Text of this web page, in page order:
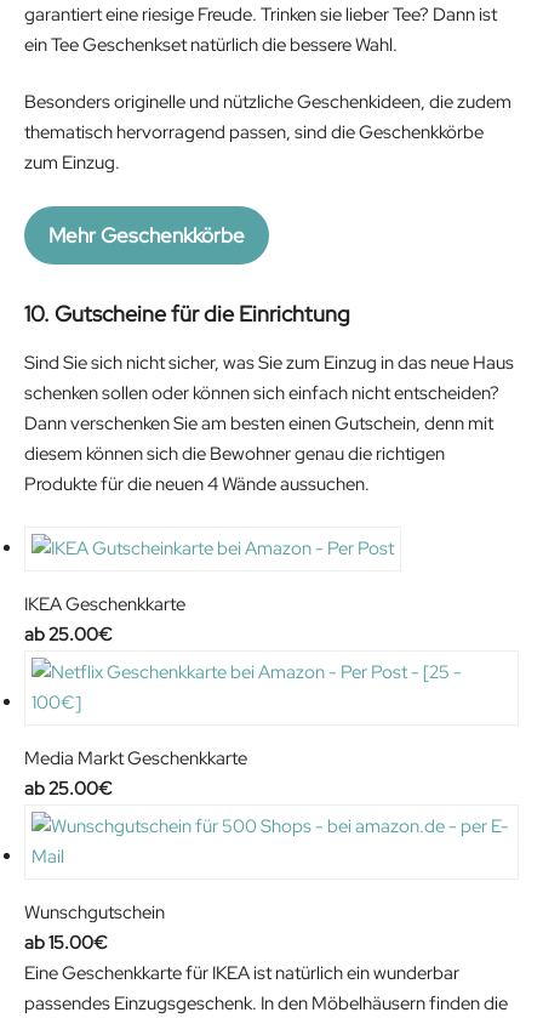
garantiert eine riesige Freude. Trinken sie lieber Tee? Dann ist
ein Tee Geschenkset natürlich die bessere Wahl.
Besonders originelle und nützliche Geschenkideen, die zudem
thematisch hervorragend passen, sind die Geschenkkörbe
zum Einzug.
Mehr Geschenkkörbe
10. Gutscheine für die Einrichtung
Sind Sie sich nicht sicher, was Sie zum Einzug in das neue Haus
schenken sollen oder können sich einfach nicht entscheiden?
Dann verschenken Sie am besten einen Gutschein, denn mit
diesem können sich die Bewohner genau die richtigen
Produkte für die neuen 4 Wände aussuchen.
IKEA Geschenkkarte
25.00€
Media Markt Geschenkkarte
25.00€
Wunschgutschein
15.00€
Eine Geschenkkarte für IKEA ist natürlich ein wunderbar
passendes Einzugsgeschenk. In den Möbelhäusern finden die